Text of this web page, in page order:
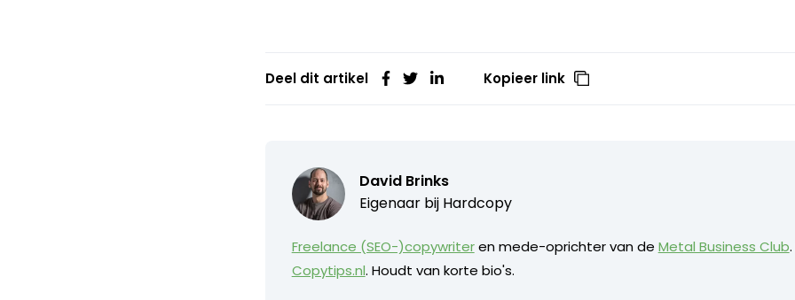
Deel dit artikel Kopieer link
David Brinks
Eigenaar bij Hardcopy
Freelance (SEO-)copywriteren mede-oprichter van de Metal Business Club
Copytips.nl. Houdt van korte bio's.